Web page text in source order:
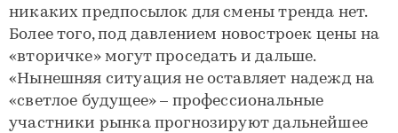
никаких предпосылок для смены тренда нет.
Более того, под давлением новостроек цены на
«вторичке» могут проседать и дальше.
«Нынешняя ситуация не оставляет надежд на
«светлое будущее» – профессиональные
участники рынка прогнозируют дальнейшее